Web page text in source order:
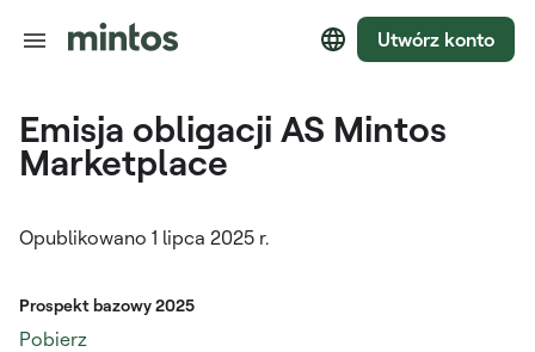
Utwórz konto
Emisja obligacji AS Mintos
Marketplace
Opublikowano 1 lipca 2025 r.
Prospekt bazowy 2025
Pobierz